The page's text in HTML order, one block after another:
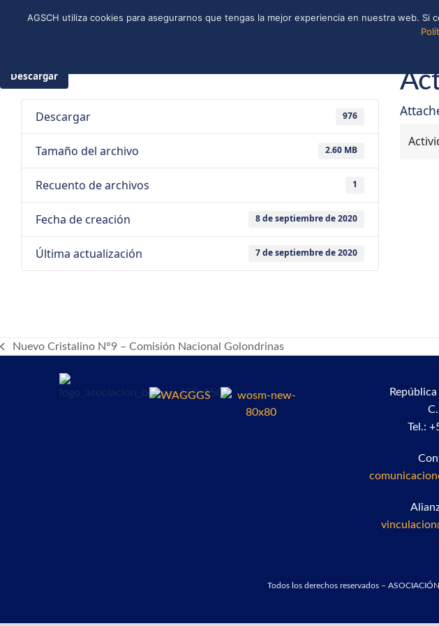
Instagram
Facebook
YouTube
Twitter
Spotify
LinkedIn
CONVENIOS Y
Guías
Descargar
Descargar 976
Tamaño del archivo 2.60 MB
Recuento de archivos 1
Fecha de creación 8 de septiembre de 2020
Última actualización 7 de septiembre de 2020
previous
Nuevo Cristalino N°9 – Comisión Nacional Golondrinas
Tel.:
Todos los derechos reservados –
AGSCH utiliza cookies para asegurarnos que tengas la mejor experiencia en nuestra web.